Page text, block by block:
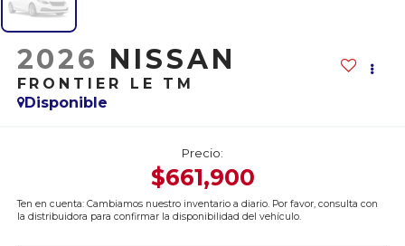
2026 NISSAN
FRONTIER LE TM
Disponible
Precio:
$661,900
Ten en cuenta: Cambiamos nuestro inventario a diario. Por favor, consulta con
la distribuidora para confirmar la disponibilidad del vehículo.